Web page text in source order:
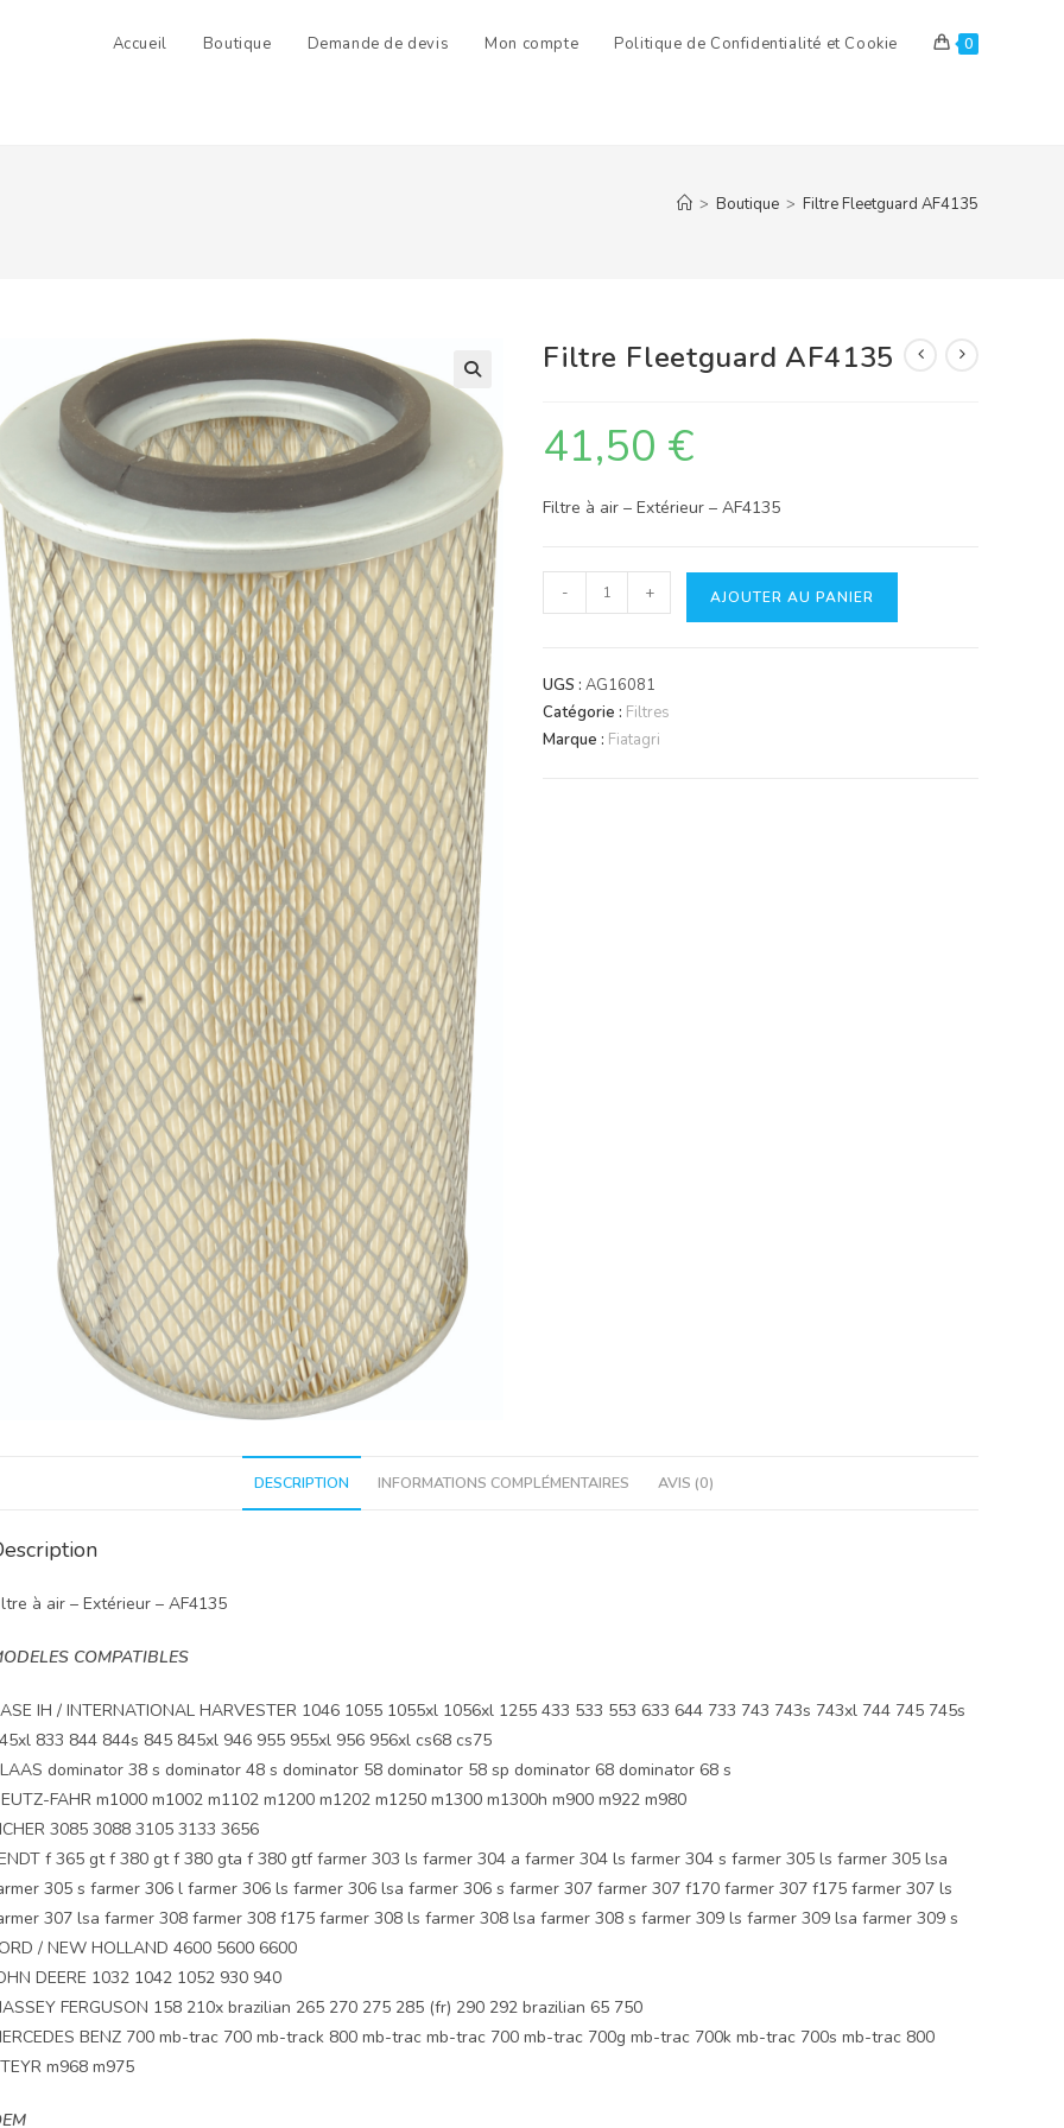
Accueil Boutique Demande de devis Mon compte Politique de Confidentialité et Cookie 0
> Boutique > Filtre Fleetguard AF4135
Filtre Fleetguard AF4135
41,50 €
Filtre à air – Extérieur – AF4135
quantité
de
Fleetguard
AF4135
- + AJOUTER AU PANIER
UGS :AG16081
Catégorie : Filtres
Marque : Fiatagri
DESCRIPTION INFORMATIONS COMPLÉMENTAIRES AVIS (0)
à air – Extérieur – AF4135
COMPATIBLES
IH / INTERNATIONAL HARVESTER 1046 1055 1055xl 1056xl 1255 433 533 553 633 644 733 743 743s 743xl 744 745 745s
833 844 844s 845 845xl 946 955 955xl 956 956xl cs68 cs75
dominator 38 s dominator 48 s dominator 58 dominator 58 sp dominator 68 dominator 68 s
FAHR m1000 m1002 m1102 m1200 m1202 m1250 m1300 m1300h m900 m922 m980
3085 3088 3105 3133 3656
f 365 gt f 380 gt f 380 gta f 380 gtf farmer 303 ls farmer 304 a farmer 304 ls farmer 304 s farmer 305 ls farmer 305 lsa
305 s farmer 306 l farmer 306 ls farmer 306 lsa farmer 306 s farmer 307 farmer 307 f170 farmer 307 f175 farmer 307 ls
307 lsa farmer 308 farmer 308 f175 farmer 308 ls farmer 308 lsa farmer 308 s farmer 309 ls farmer 309 lsa farmer 309 s
/ NEW HOLLAND 4600 5600 6600
DEERE 1032 1042 1052 930 940
FERGUSON 158 210x brazilian 265 270 275 285 (fr) 290 292 brazilian 65 750
BENZ 700 mb-trac 700 mb-track 800 mb-trac mb-trac 700 mb-trac 700g mb-trac 700k mb-trac 700s mb-trac 800
m968 m975